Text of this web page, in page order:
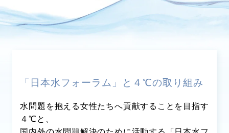
「日本水フォーラム」と４℃の取り組み
水問題を抱える女性たちへ貢献することを目指す
４℃と、